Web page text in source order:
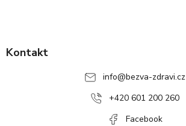
Kontakt
info@bezva-zdravi.cz
+420 601 200 260
Facebook